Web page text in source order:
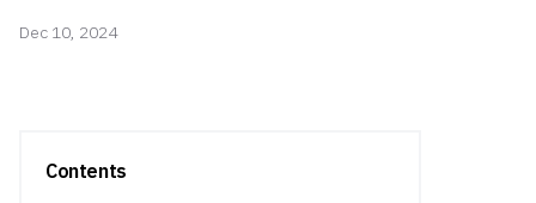
Dec 10, 2024
Contents